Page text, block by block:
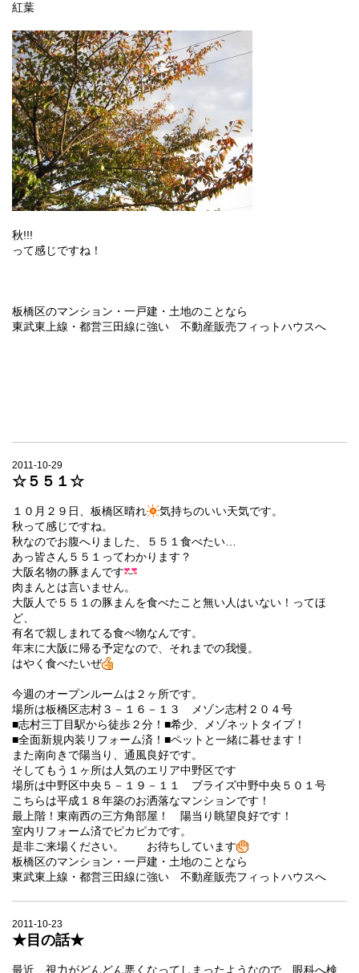
紅葉
秋!!!
って感じですね！
板橋区のマンション・一戸建・土地のことなら
東武東上線・都営三田線に強い 不動産販売フィっトハウスへ
2011-10-29
☆５５１☆
１０月２９日、板橋区晴れ
気持ちのいい天気です。
秋って感じですね。
秋なのでお腹へりました、５５１食べたい…
あっ皆さん５５１ってわかります？
大阪名物の豚まんです
肉まんとは言いません。
大阪人で５５１の豚まんを食べたこと無い人はいない！ってほ
ど、
有名で親しまれてる食べ物なんです。
年末に大阪に帰る予定なので、それまでの我慢。
はやく食べたいぜ
今週のオープンルームは２ヶ所です。
場所は板橋区志村３－１６－１３ メゾン志村２０４号
■志村三丁目駅から徒歩２分！■希少、メゾネットタイプ！
■全面新規内装リフォーム済！■ペットと一緒に暮せます！
また南向きで陽当り、通風良好です。
そしてもう１ヶ所は人気のエリア中野区です
場所は中野区中央５－１９－１１ ブライズ中野中央５０１号
こちらは平成１８年築のお洒落なマンションです！
最上階！東南西の三方角部屋！ 陽当り眺望良好です！
室内リフォーム済でピカピカです。
是非ご来場ください。 お待ちしています
板橋区のマンション・一戸建・土地のことなら
東武東上線・都営三田線に強い 不動産販売フィっトハウスへ
2011-10-23
★目の話★
最近、視力がどんどん悪くなってしまったようなので、眼科へ検